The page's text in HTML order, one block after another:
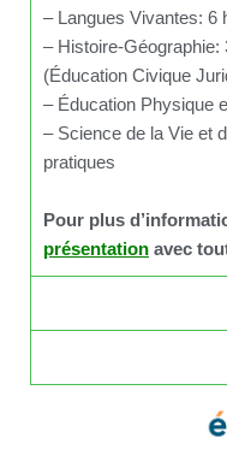
– Langues Vivantes: 6
– Histoire-
(Éducation Civique
– Éducation Physique
– Science de la Vie et
pratiques
Pour plus
présentation avec